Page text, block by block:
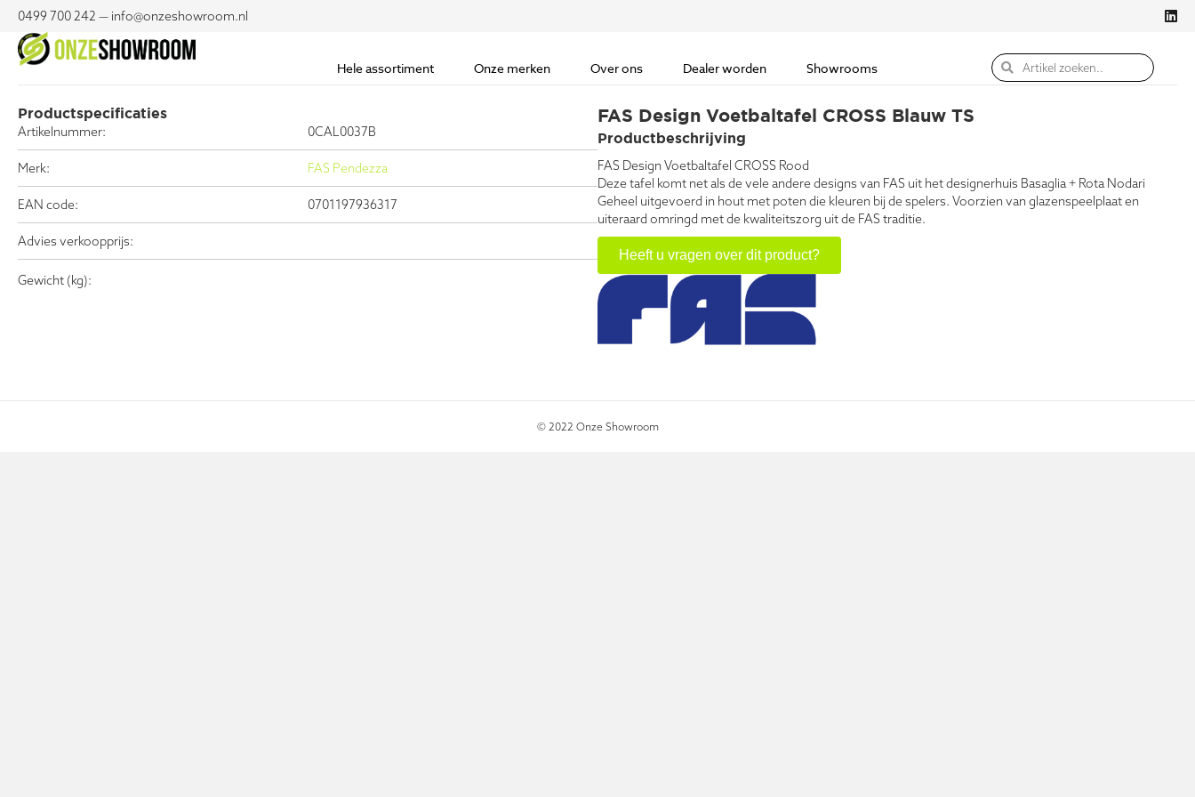
0499 700 242 — info@onzeshowroom.nl
Hele assortiment Onze merken Over ons Dealer worden Showrooms
Productspecificaties
Artikelnummer:
0CAL0037B
Merk: FAS Pendezza
EAN code: 0701197936317
Advies verkoopprijs:
Gewicht (kg):
FAS Design Voetbaltafel CROSS Blauw TS
Productbeschrijving
FAS Design Voetbaltafel CROSS Rood
Deze tafel komt net als de vele andere designs van FAS uit het designerhuis Basaglia + Rota Nodari
Geheel uitgevoerd in hout met poten die kleuren bij de spelers. Voorzien van glazenspeelplaat en
uiteraard omringd met de kwaliteitszorg uit de FAS traditie.
Heeft u vragen over dit product?
© 2022 Onze Showroom